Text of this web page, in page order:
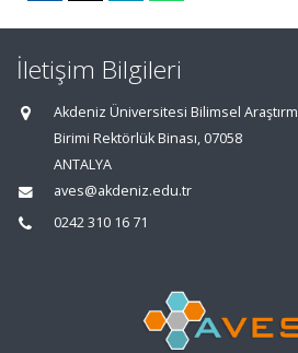
İletişim Bilgileri
Akdeniz Üniversitesi Bilimsel
Birimi Rektörlük Binası, 07058
ANTALYA
aves@akdeniz.edu.tr
0242 310 16 71